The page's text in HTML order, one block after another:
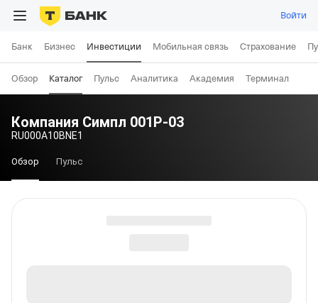
Войти
Банк Бизнес Инвестиции Мобильная связь Страхование
Обзор Каталог Пульс Аналитика Академия Терминал
Компания Симпл 001Р-03
RU000A10BNE1
Обзор Пульс